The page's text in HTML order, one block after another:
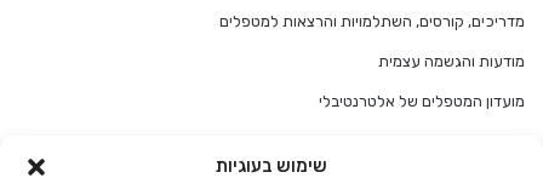
שימוש בעוגיות
מדריכים, קורסים, השתלמויות והרצאות למטפלים
מודעות והגשמה עצמית
מועדון המטפלים של אלטרנטיבלי